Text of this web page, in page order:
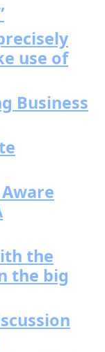
use of
Business
the
the big